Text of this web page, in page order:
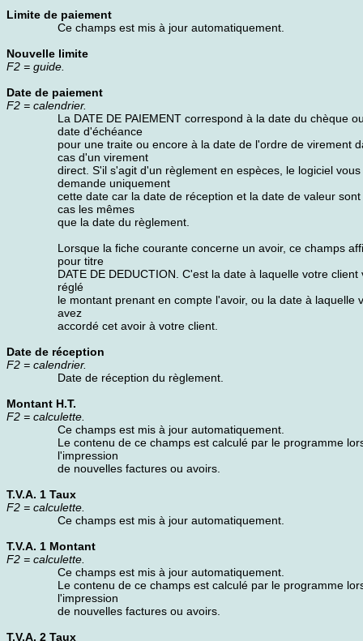
Limite de paiement
Ce champs est mis à jour automatiquement.
Nouvelle limite
F2 = guide.
Date de paiement
F2 = calendrier.
La DATE DE PAIEMENT correspond à la date du chèque
date d'échéance
pour une traite ou encore à la date de l'ordre de virement
cas d'un virement
direct. S'il s'agit d'un règlement en espèces, le logiciel vous
demande uniquement
cette date car la date de réception et la date de valeur
cas les mêmes
que la date du règlement.
Lorsque la fiche courante concerne un avoir, ce champs
pour titre
DATE DE DEDUCTION. C'est la date à laquelle votre client
réglé
le montant prenant en compte l'avoir, ou la date à laquelle
avez
accordé cet avoir à votre client.
Date de réception
F2 = calendrier.
Date de réception du règlement.
Montant H.T.
F2 = calculette.
Ce champs est mis à jour automatiquement.
Le contenu de ce champs est calculé par le programme
l'impression
de nouvelles factures ou avoirs.
T.V.A. 1 Taux
F2 = calculette.
Ce champs est mis à jour automatiquement.
T.V.A. 1 Montant
F2 = calculette.
Ce champs est mis à jour automatiquement.
Le contenu de ce champs est calculé par le programme
l'impression
de nouvelles factures ou avoirs.
T.V.A. 2 Taux